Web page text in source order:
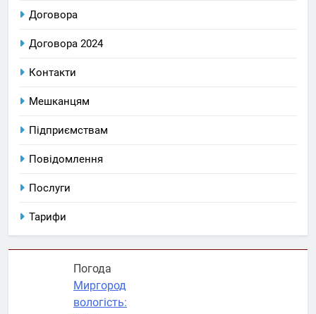
Договора
Договора 2024
Контакти
Мешканцям
Підприємствам
Повідомлення
Послуги
Тарифи
Погода
Миргород
вологість: